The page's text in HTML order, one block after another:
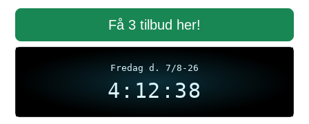
Få 3 tilbud her!
Fredag d. 7/8-26
4:12:38